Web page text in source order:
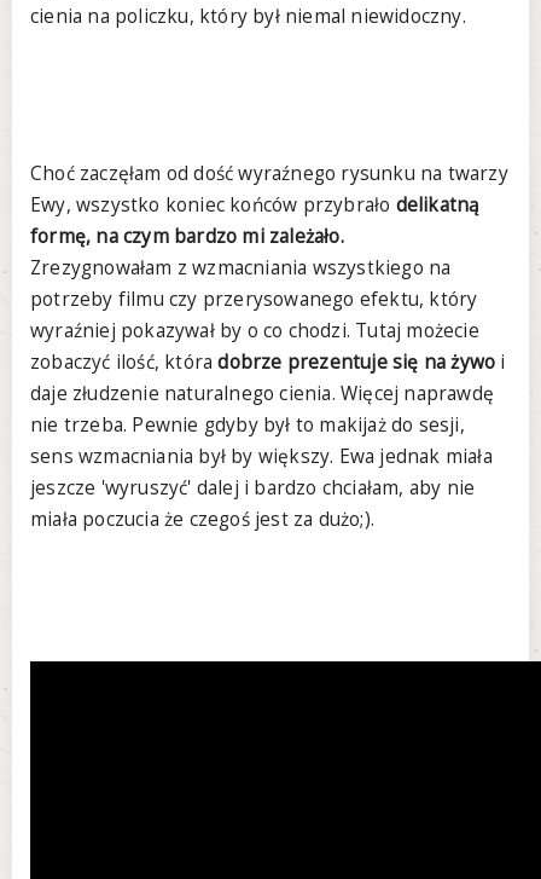
cienia na policzku, który był niemal niewidoczny.
Choć zaczęłam od dość wyraźnego rysunku na twarzy
Ewy, wszystko koniec końców przybrało delikatną
formę, na czym bardzo mi zależało.
Zrezygnowałam z wzmacniania wszystkiego na
potrzeby filmu czy przerysowanego efektu, który
wyraźniej pokazywał by o co chodzi. Tutaj możecie
zobaczyć ilość, któradobrze prezentuje się na żywo i
daje złudzenie naturalnego cienia. Więcej naprawdę
nie trzeba. Pewnie gdyby był to makijaż do sesji,
sens wzmacniania był by większy. Ewa jednak miała
jeszcze 'wyruszyć' dalej i bardzo chciałam, aby nie
miała poczucia że czegoś jest za dużo;).